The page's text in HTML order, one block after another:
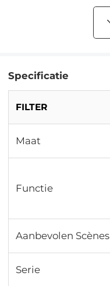
Specificatie
FILTER
Maat
Functie
Aanbevolen Scènes
Serie